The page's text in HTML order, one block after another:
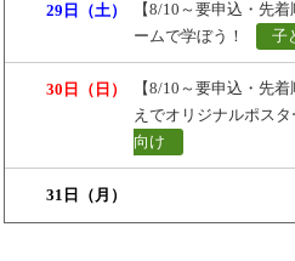
29日（土）
【8/10～要申込・先
ームで学ぼう！
子
30日（日）
【8/10～要申込・先
えでオリジナルポスタ
向け
31日（月）